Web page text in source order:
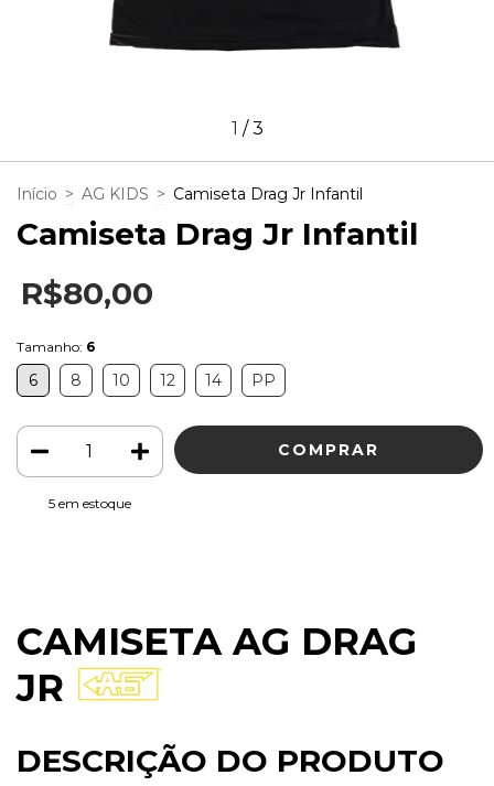
1 /3
Início > AG KIDS > Camiseta Drag Jr Infantil
Camiseta Drag Jr Infantil
R$80,00
Tamanho: 6
6 8 10 12 14 PP
5em estoque
CAMISETA AG DRAG
JR
DESCRIÇÃO DO PRODUTO